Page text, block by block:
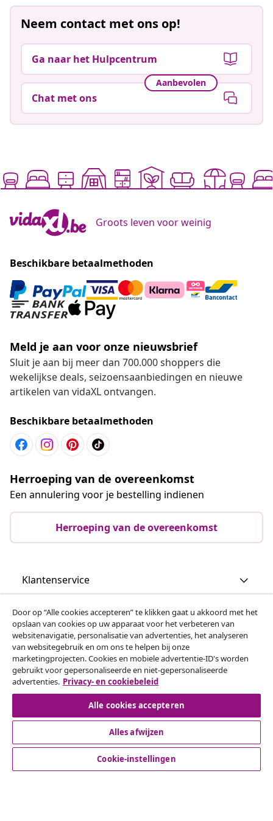
Neem contact met ons op!
Ga naar het Hulpcentrum
Aanbevolen
Chat met ons
Groots leven voor weinig
Beschikbare betaalmethoden
Meld je aan voor onze nieuwsbrief
Sluit je aan bij meer dan 700.000 shoppers die
wekelijkse deals, seizoensaanbiedingen en nieuwe
artikelen van vidaXL ontvangen.
Beschikbare betaalmethoden
Herroeping van de overeenkomst
Een annulering voor je bestelling indienen
Herroeping van de overeenkomst
Klantenservice
Zakelijk
vidaXL
Ontdek meer
Door op “Alle cookies accepteren” te klikken gaat u akkoord met het
opslaan van cookies op uw apparaat voor het verbeteren van
websitenavigatie, personalisatie van advertenties, het analyseren
van websitegebruik en om ons te helpen bij onze
marketingprojecten. Cookies en mobiele advertentie-ID's worden
gebruikt voor gepersonaliseerde en niet-gepersonaliseerde
advertenties. Privacy- en cookiebeleid
Alle cookies accepteren
Alles afwijzen
Cookie-instellingen